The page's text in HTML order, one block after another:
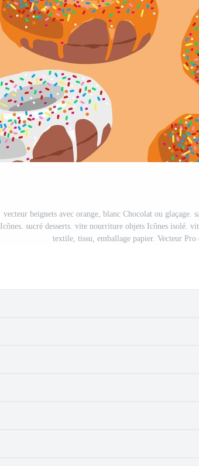
vecteur beignets avec orange, blanc Chocolat ou glaçage.
Icônes. sucré desserts. vite nourriture objets Icônes isolé.
textile, tissu, emballage papier. Vecteur